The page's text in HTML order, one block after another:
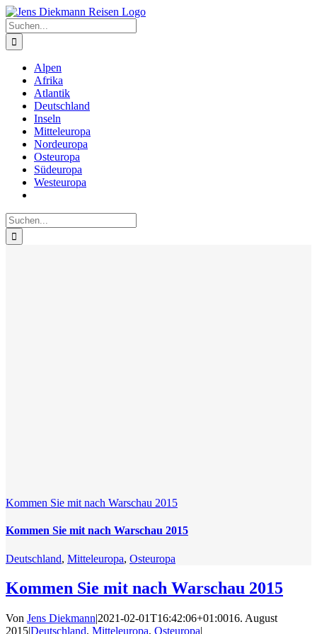
Zum
Inhalt
springen
Suche
nach:
Alpen
Afrika
Atlantik
Deutschland
Inseln
Mitteleuropa
Nordeuropa
Osteuropa
Südeuropa
Westeuropa
Suche
nach:
Kommen Sie mit nach Warschau 2015
Kommen Sie mit nach Warschau 2015
Deutschland, Mitteleuropa, Osteuropa
Kommen Sie mit nach Warschau 2015
Von Jens Diekmann|2021-02-01T16:42:06+01:0016. August
2015|Deutschland, Mitteleuropa, Osteuropa|